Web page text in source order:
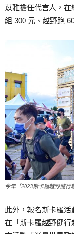
苡雅擔任代言人，
組 300 元、越野跑
今年「2023斯卡羅越野健行
此外，報名斯卡羅活
在「斯卡羅越野健行